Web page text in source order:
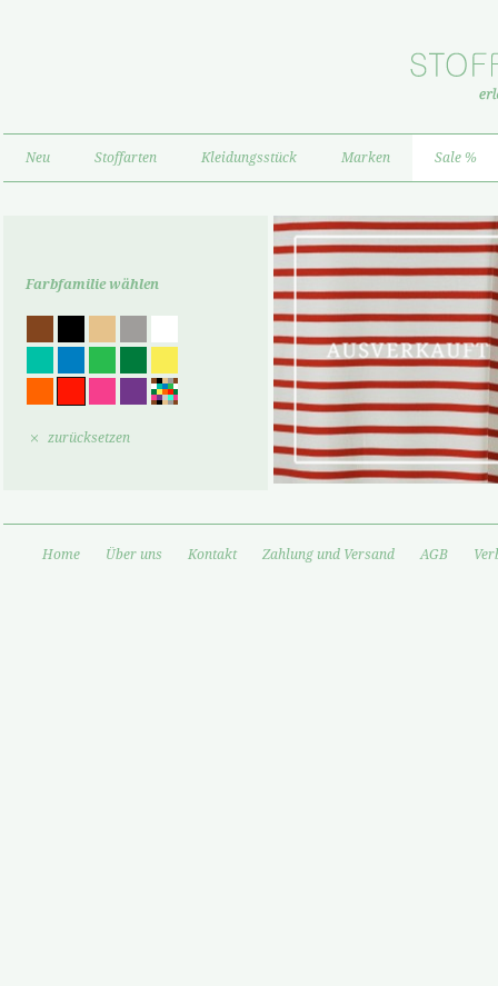
Neu Stoffarten Kleidungsstück Marken Sale %
Farbfamilie wählen
zurücksetzen
Home Über uns Kontakt Zahlung und Versand AGB